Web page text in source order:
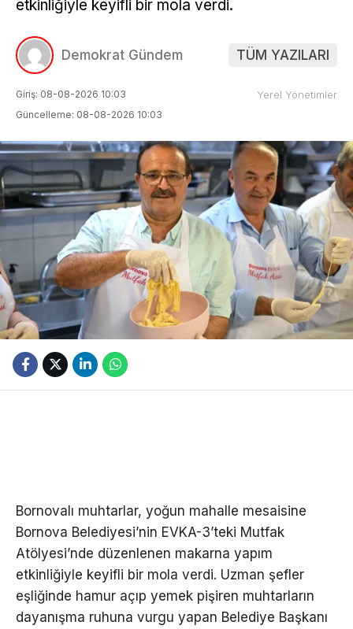
etkinliğiyle keyifli bir mola verdi.
Demokrat Gündem TÜM YAZILARI
Giriş: 08-08-2026 10:03
Güncelleme: 08-08-2026 10:03
Yerel Yönetimler
Bornovalı muhtarlar, yoğun mahalle mesaisine
Bornova Belediyesi’nin EVKA-3’teki Mutfak
Atölyesi’nde düzenlenen makarna yapım
etkinliğiyle keyifli bir mola verdi. Uzman şefler
eşliğinde hamur açıp yemek pişiren muhtarların
dayanışma ruhuna vurgu yapan Belediye Başkanı